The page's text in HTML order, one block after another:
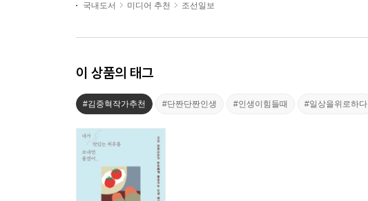
국내도서 미디어 추천 조선일보
이 상품의 태그
#김중혁작가추천 #단짠단짠인생 #인생이힘들때 #일상을위로하다